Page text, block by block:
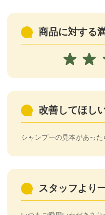
商品に対する
改善してほし
シャンプーの見本があった
スタッフより